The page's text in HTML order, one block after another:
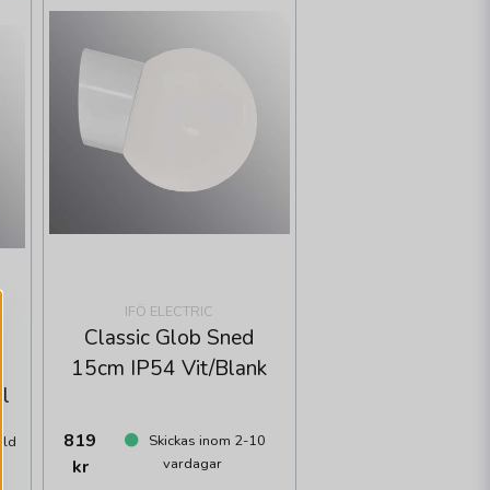
IFÖ ELECTRIC
Classic Glob Sned
15cm IP54 Vit/Blank
819
kr
Skickas inom 2-10
vardagar